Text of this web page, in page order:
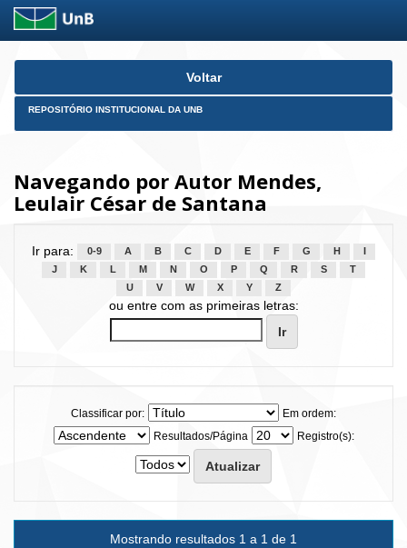
Skip
Voltar
REPOSITÓRIO INSTITUCIONAL DA UNB
Navegando por Autor Mendes,
Leulair César de Santana
Ir para: 0-9 A B C D E F G H
J
K L M N O P Q R S
T
U
V W X Y Z
ou entre com as primeiras letras:
Classificar por:
Em ordem:
Resultados/Página
Registro(s):
Mostrando resultados 1 a 1 de 1